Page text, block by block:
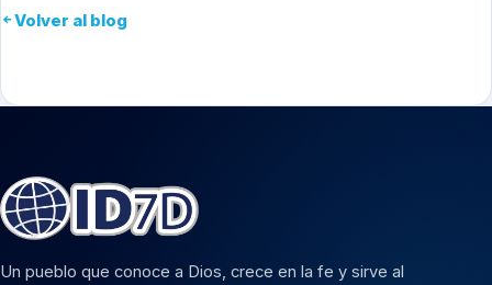
Volver al blog
Un pueblo que conoce a Dios, crece en la fe y sirve al